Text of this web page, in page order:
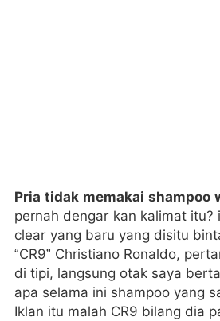
Pria tidak memakai shampoo
pernah dengar kan kalimat itu?
clear yang baru yang disitu
“CR9” Christiano Ronaldo,
di tipi, langsung otak saya
apa selama ini shampoo yang
Iklan itu malah CR9 bilang dia